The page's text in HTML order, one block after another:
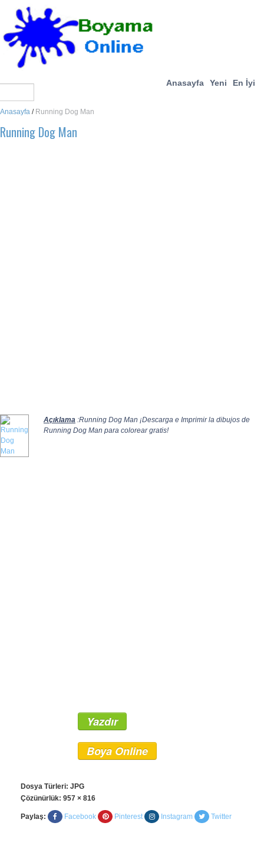
Anasayfa Yeni En İyi
Anasayfa / Running Dog Man
Running Dog Man
Açıklama :Running Dog Man ¡Descarga e Imprimir la dibujos de
Running Dog Man para colorear gratis!
Yazdır
Boya Online
Dosya Türleri: JPG
Çözünürlük: 957 × 816
Paylaş: Facebook Pinterest Instagram Twitter